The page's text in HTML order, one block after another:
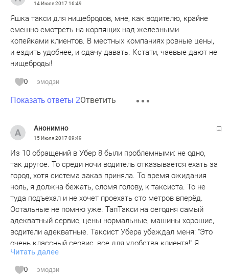
14 Июля 201716:49
Яшка такси для нищебродов, мне, как водителю, крайне
смешно смотреть на корпящих над железными
копейками клиентов. В местных компаниях ровные цены,
и ездить удобнее, и сдачу давать. Кстати, чаевые дают не
нищеброды!
0 эмодзи
Показать ответы 2Ответить
Анонимно
15 Июля 201709:49
Из 10 обращений в Убер 8 были проблемными: не одно,
так другое. То среди ночи водитель отказывается ехать за
город, хотя система заказ приняла. То время ожидания
ноль, я должна бежать, сломя голову, к таксиста. То не
туда подъехал и не хочет проехать сто метров вперёд.
Остальные не помню уже. ТапТакси на сегодня самый
адекватный сервис, цены нормальные, машины хорошие,
водители адекватные. Таксист Убера убеждал меня: "Это
очень классный сервис, все для удобства клиента!" Я
говорю: "Вот я - клиент. Мне неудобно!". Он: " Вы не
понимаете, он во всем мире отлично работает!" Я: "Так это
Читать далее
0 эмодзи